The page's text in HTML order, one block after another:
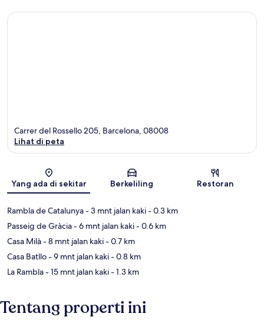
Peta
Carrer del Rossello 205, Barcelona, 08008
Lihat di peta
Yang ada di sekitar Berkeliling Restoran
Rambla de Catalunya- 3 mnt jalan kaki- 0.3 km
Passeig de Gràcia- 6 mnt jalan kaki- 0.6 km
Casa Milà- 8 mnt jalan kaki- 0.7 km
Casa Batllo- 9 mnt jalan kaki- 0.8 km
La Rambla- 15 mnt jalan kaki- 1.3 km
Tentang properti ini